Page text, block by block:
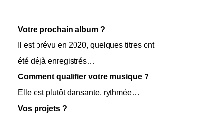
Votre prochain album ?
Il est prévu en 2020, quelques titres ont
été déjà enregistrés…
Comment qualifier votre musique ?
Elle est plutôt dansante, rythmée…
Vos projets ?